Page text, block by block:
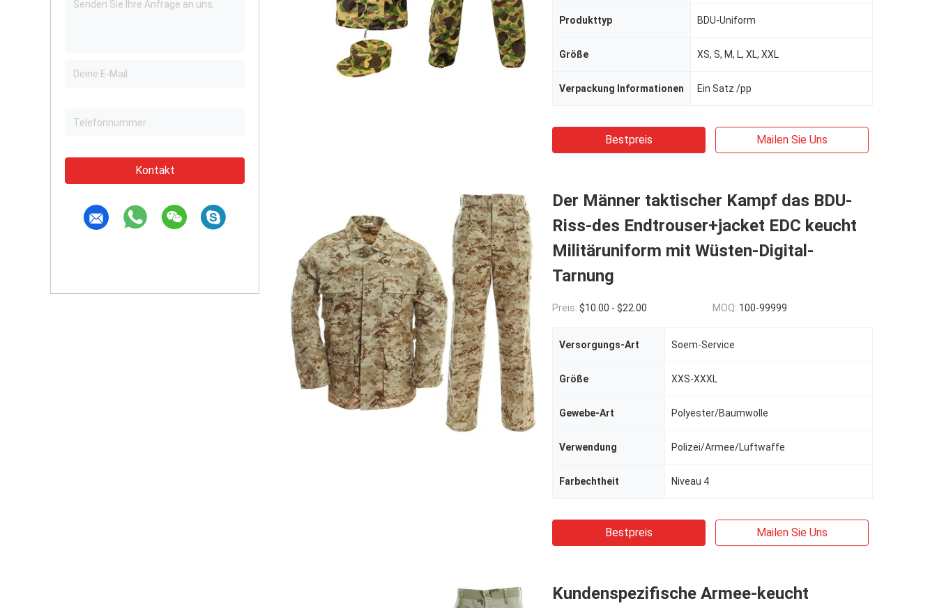
Kontakt
Produkttyp BDU-Uniform
Größe XS, S, M, L, XL, XXL
Verpackung Informationen Ein Satz /pp
Bestpreis Mailen Sie Uns
Der Männer taktischer Kampf das BDU-
Riss-des Endtrouser+jacket EDC keucht
Militäruniform mit Wüsten-Digital-
Tarnung
Preis: $10.00 - $22.00 MOQ: 100-99999
Versorgungs-Art Soem-Service
Größe XXS-XXXL
Gewebe-Art Polyester/Baumwolle
Verwendung Polizei/Armee/Luftwaffe
Farbechtheit Niveau 4
Bestpreis Mailen Sie Uns
Kundenspezifische Armee-keucht